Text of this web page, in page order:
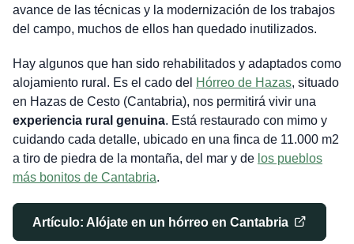
avance de las técnicas y la modernización de los trabajos
del campo, muchos de ellos han quedado inutilizados.
Hay algunos que han sido rehabilitados y adaptados como
alojamiento rural. Es el cado del Hórreo de Hazas, situado
en Hazas de Cesto (Cantabria), nos permitirá vivir una
experiencia rural genuina. Está restaurado con mimo y
cuidando cada detalle, ubicado en una finca de 11.000 m2
a tiro de piedra de la montaña, del mar y de los pueblos
más bonitos de Cantabria.
Artículo: Alójate en un hórreo en Cantabria